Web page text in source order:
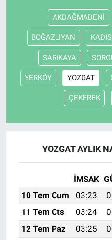
AKDAĞMADENİ
BOĞAZLIYAN
SARIKAYA
YERKÖY YOZGAT
ÇEKEREK
YOZGAT AYLIK
İMSAK
10 Tem Cum
03:23
11 Tem Cts
03:24
12 Tem Paz
03:25